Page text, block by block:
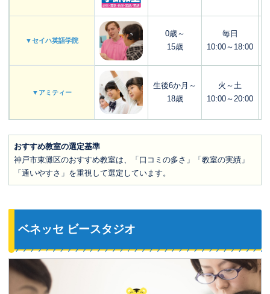
▼セイハ英語学院
0歳～
15歳
毎日
10:00～18:00
▼アミティー
生後6か月～
18歳
火～土
10:00～20:00
おすすめ教室の選定基準
神戸市東灘区のおすすめ教室は、「口コミの多さ」「教室の実績」
「通いやすさ」を重視して選定しています。
ベネッセ ビースタジオ